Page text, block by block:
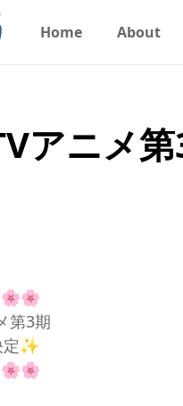
Home About
アニメ
第3期
✨️